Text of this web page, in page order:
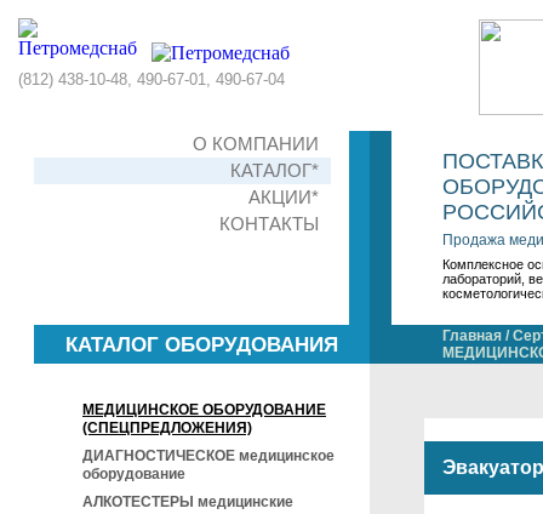
(812) 438-10-48, 490-67-01, 490-67-04
О КОМПАНИИ
КАТАЛОГ*
АКЦИИ*
КОНТАКТЫ
Продажа
Комплексное
лабораторий,
КАТАЛОГ ОБОРУДОВАНИЯ
МЕДИЦИНСКОЕ ОБОРУДОВАНИЕ
(СПЕЦПРЕДЛОЖЕНИЯ)
ДИАГНОСТИЧЕСКОЕ медицинское
оборудование
АЛКОТЕСТЕРЫ медицинские
Главная /